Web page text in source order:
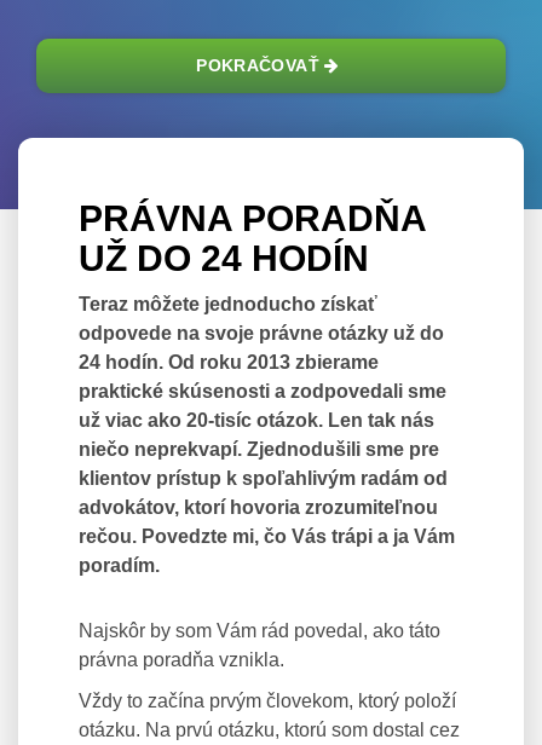
POKRAČOVAŤ
PRÁVNA PORADŇA
UŽ DO 24 HODÍN
Teraz môžete jednoducho získať
odpovede na svoje právne otázky už do
24 hodín. Od roku 2013 zbierame
praktické skúsenosti a zodpovedali sme
už viac ako 20-tisíc otázok. Len tak nás
niečo neprekvapí. Zjednodušili sme pre
klientov prístup k spoľahlivým radám od
advokátov, ktorí hovoria zrozumiteľnou
rečou. Povedzte mi, čo Vás trápi a ja Vám
poradím.
Najskôr by som Vám rád povedal, ako táto
právna poradňa vznikla.
Vždy to začína prvým človekom, ktorý položí
otázku. Na prvú otázku, ktorú som dostal cez